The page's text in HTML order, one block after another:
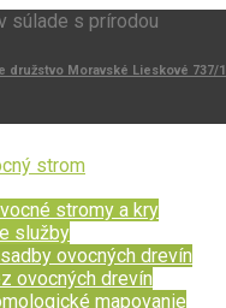
súlade s prírodou
družstvo Moravské Lieskové 737/1
stromy a kry
služby
ovocných drevín
ovocných drevín
mapovanie